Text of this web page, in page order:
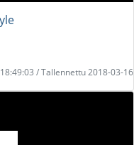
/ Tallennettu 2018-03-16